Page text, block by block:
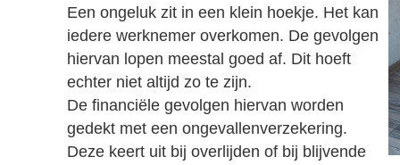
Een ongeluk zit in een klein hoekje. Het kan
iedere werknemer overkomen. De gevolgen
hiervan lopen meestal goed af. Dit hoeft
echter niet altijd zo te zijn.
De financiële gevolgen hiervan worden
gedekt met een ongevallenverzekering.
Deze keert uit bij overlijden of bij blijvende